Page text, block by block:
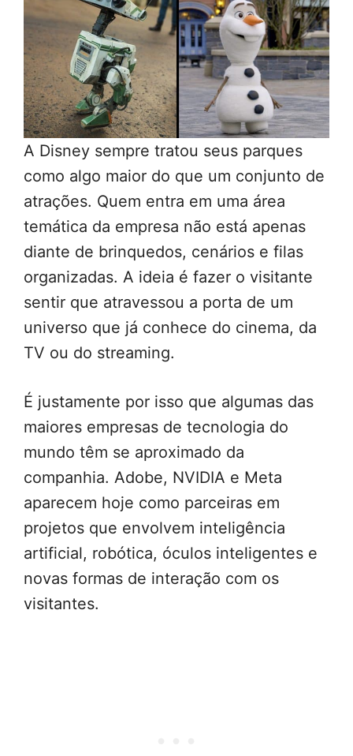
A Disney sempre tratou seus parques
como algo maior do que um conjunto de
atrações. Quem entra em uma área
temática da empresa não está apenas
diante de brinquedos, cenários e filas
organizadas. A ideia é fazer o visitante
sentir que atravessou a porta de um
universo que já conhece do cinema, da
TV ou do streaming.
É justamente por isso que algumas das
maiores empresas de tecnologia do
mundo têm se aproximado da
companhia. Adobe, NVIDIA e Meta
aparecem hoje como parceiras em
projetos que envolvem inteligência
artificial, robótica, óculos inteligentes e
novas formas de interação com os
visitantes.